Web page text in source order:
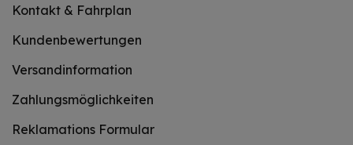
Kontakt & Fahrplan
Kundenbewertungen
Versandinformation
Zahlungsmöglichkeiten
Reklamations Formular